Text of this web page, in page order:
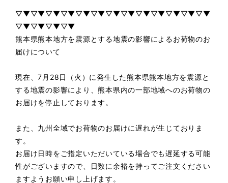
▽▼▽▼▽▼▽▼▽▼▽▼▽▼▽▼▽▼▽▼▽▼▽▼▽▼
▽▼▽▼▽▼▽▼
熊本県熊本地方を震源とする地震の影響によるお荷物のお
届けについて
現在、7月28日（火）に発生した熊本県熊本地方を震源と
する地震の影響により、熊本県内の一部地域へのお荷物の
お届けを停止しております。
また、九州全域でお荷物のお届けに遅れが生じておりま
す。
お届け日時をご指定いただいている場合でも遅延する可能
性がございますので、日数に余裕を持ってご注文ください
ますようお願い申し上げます。